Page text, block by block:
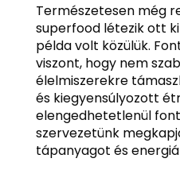
Természetesen még
superfood létezik ott
példa volt közülük.
viszont, hogy nem
élelmiszerekre
és kiegyensúlyozott
elengedhetetlenül
szervezetünk
tápanyagot és